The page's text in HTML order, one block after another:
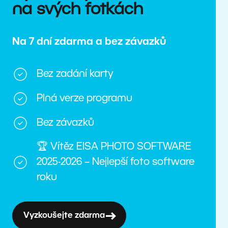
na svých fotkách
Na 7 dní zdarma a bez závazků
Bez zadání karty
Plná verze programu
Bez závazků
🏆 Vítěz EISA PHOTO SOFTWARE
2025-2026 – Nejlepší foto software
roku
Vyzkoušejte zdarma